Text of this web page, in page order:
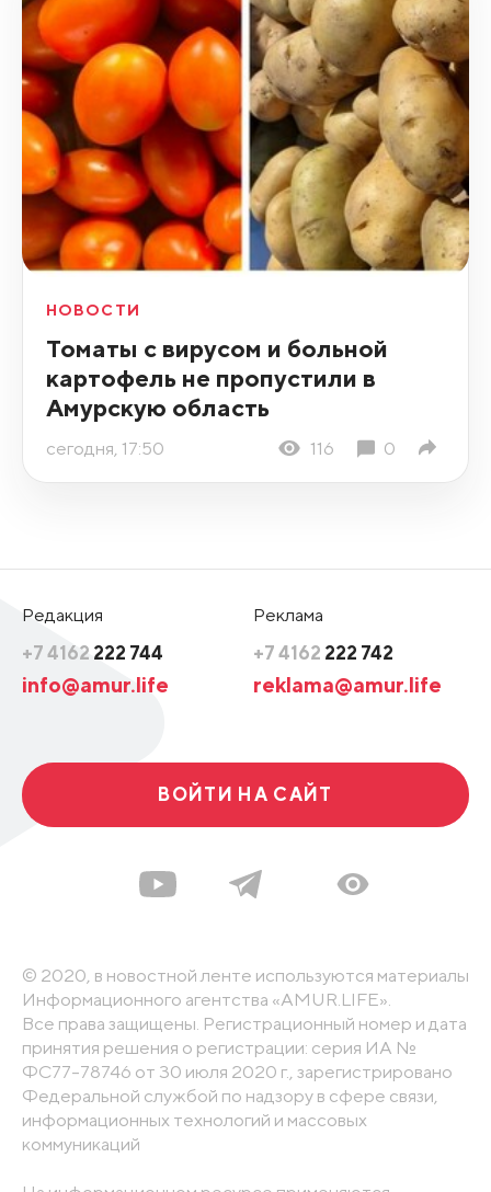
НОВОСТИ
Томаты с вирусом и больной
картофель не пропустили в
Амурскую область
сегодня, 17:50 116 0
Редакция
+7 4162 222 744
info@amur.life
Реклама
+7 4162 222 742
reklama@amur.life
ВОЙТИ НА САЙТ
© 2020, в новостной ленте используются материалы
Информационного агентства «AMUR.LIFE».
Все права защищены. Регистрационный номер и дата
принятия решения о регистрации: серия ИА №
ФС77-78746 от 30 июля 2020 г., зарегистрировано
Федеральной службой по надзору в сфере связи,
информационных технологий и массовых
коммуникаций